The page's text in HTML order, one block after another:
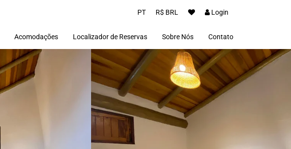
PT R$ BRL Login
Acomodações Localizador de Reservas Sobre Nós Contato